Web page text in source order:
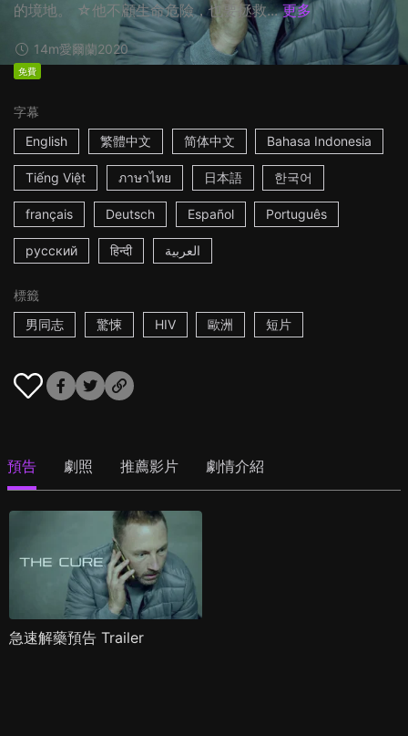
的境地。 ☆他不顧生命危險，也要拯救... 更多
14m愛爾蘭2020
免費
字幕
English
繁體中文 简体中文 Bahasa Indonesia
Tiếng Việt ภาษาไทย 日本語 한국어
français Deutsch Español Português
русский हिन्दी العربية
標籤
男同志
驚悚 HIV 歐洲 短片
預告 劇照 推薦影片 劇情介紹
急速解藥預告 Trailer